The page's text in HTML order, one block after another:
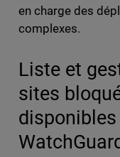
en charge des
complexes.
Liste et
sites